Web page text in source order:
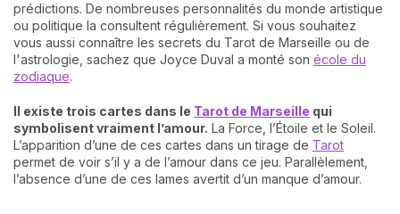
prédictions. De nombreuses personnalités du monde artistique
ou politique la consultent régulièrement. Si vous souhaitez
vous aussi connaître les secrets du Tarot de Marseille ou de
l'astrologie, sachez que Joyce Duval a monté son école du
zodiaque.
Il existe trois cartes dans le Tarot de Marseille qui
symbolisent vraiment l’amour. La Force, l’Étoile et le Soleil.
L’apparition d’une de ces cartes dans un tirage de Tarot
permet de voir s’il y a de l’amour dans ce jeu. Parallèlement,
l’absence d’une de ces lames avertit d’un manque d’amour.